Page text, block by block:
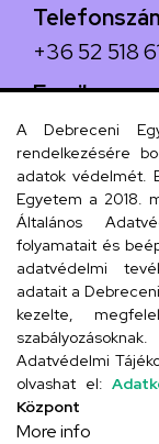
+36 52 518
Email
Cím
4024
UD
A Debreceni
rendelkezésére
adatok védelmét.
Egyetem a 2018.
Általános
folyamatait és
adatvédelmi
adatait a
kezelte,
Adatvédelmi
olvashat el:
Központ
More info